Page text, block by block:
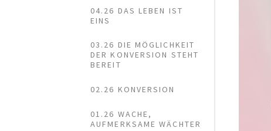
04.26 DAS LEBEN IST
EINS
03.26 DIE MÖGLICHKEIT
DER KONVERSION STEHT
BEREIT
02.26 KONVERSION
01.26 WACHE,
AUFMERKSAME WÄCHTER